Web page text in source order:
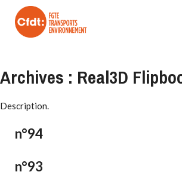
content
Archives : Real3D
Description.
n°94
n°93